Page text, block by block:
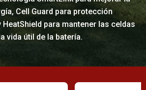
Cell Guard para protección
para mantener las celdas
vida útil de la batería.